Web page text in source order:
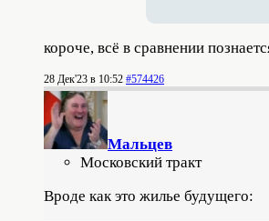
короче, всё в сравнении
28 Дек'23 в 10:52 #574426
Мальцев
Московский тракт
Вроде как это жилье будущего: